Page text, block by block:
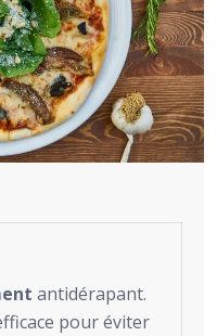
antidérapant.
pour éviter